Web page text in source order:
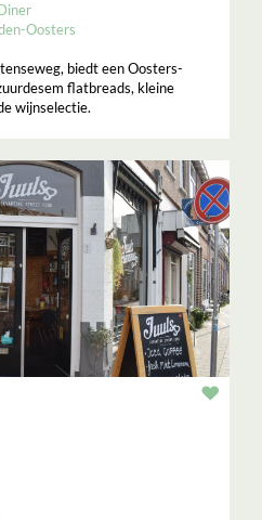
Oosters
biedt een Oosters-
flatbreads, kleine
wijnselectie.